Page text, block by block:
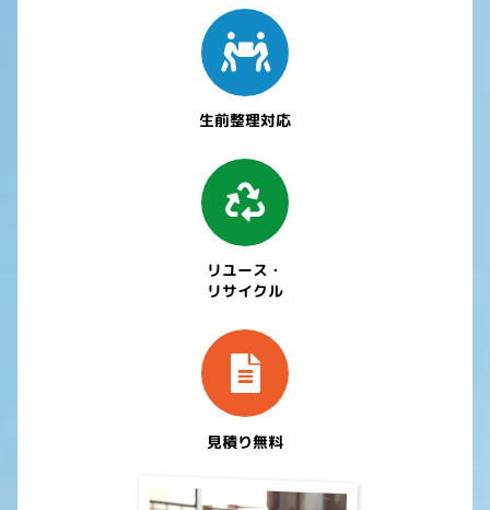
生前整理対応
リユース・
リサイクル
見積り無料